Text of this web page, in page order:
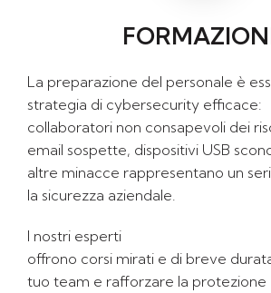
La preparazione del personale è
strategia di cybersecurity efficace:
collaboratori non consapevoli dei
email sospette, dispositivi USB
altre minacce rappresentano un
la sicurezza aziendale.
I nostri esperti
offrono corsi mirati e di breve
tuo team e rafforzare la protezione